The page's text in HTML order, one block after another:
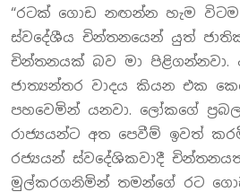
“රටක් ගොඩ නඟන්න හැම
ස්වදේශීය චින්තනයෙන් යුත්
චින්තනයක් බව මා පිළිගන්නවා.
ජාත්‍යන්තර වාදය කියන එක
පහවෙමින් යනවා. ලෝකගේ
රාජ්‍යයන්ට අත පෙවීම් ඉවත්
රජ්‍යයන් ස්වදේශිකවාදී
මුල්කරගනිමින් තමන්ගේ රට